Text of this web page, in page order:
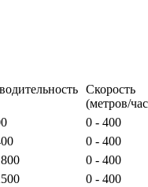
Скорость
(метров/
0 - 400
0 - 400
0 - 400
0 - 400